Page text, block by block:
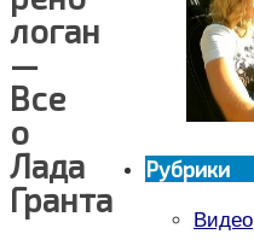
логан
—
Все
о
Лада
Гранта
Рубрики
Видео